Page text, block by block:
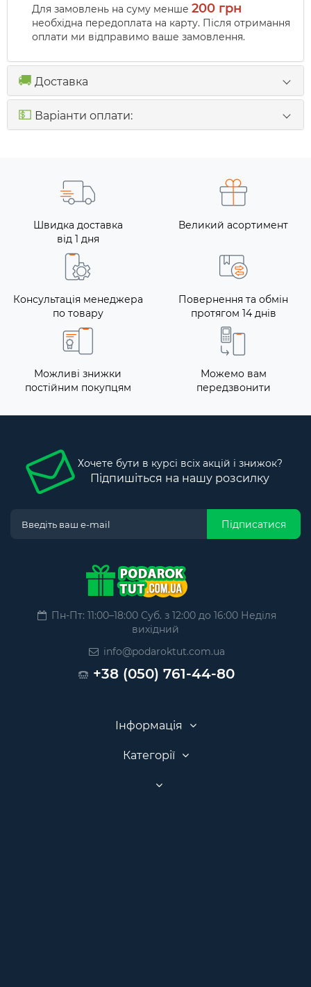
Для замовлень на суму менше 200 грн
необхідна передоплата на карту. Після отримання
оплати ми відправимо ваше замовлення.
🚚 Доставка
💵 Варіанти оплати:
Швидка доставка
від 1 дня
Великий асортимент
Консультація менеджера
по товару
Повернення та обмін
протягом 14 днів
Можливі знижки
постійним покупцям
Можемо вам
передзвонити
Хочете бути в курсі всіх акцій і знижок?
Підпишіться на нашу розсилку
Підписатися
Пн-Пт: 11:00–18:00 Суб. з 12:00 до 16:00 Неділя
вихідний
info@podaroktut.com.ua
+38 (050) 761-44-80
Інформація
Категорії